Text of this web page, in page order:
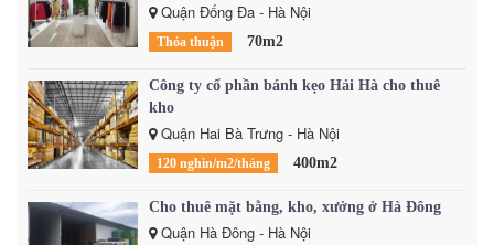
Quận Đống Đa - Hà Nội
Thỏa thuận 70m2
Công ty cổ phần bánh kẹo Hải Hà cho thuê
kho
Quận Hai Bà Trưng - Hà Nội
120 nghìn/m2/tháng 400m2
Cho thuê mặt bằng, kho, xưởng ở Hà Đông
Quận Hà Đông - Hà Nội